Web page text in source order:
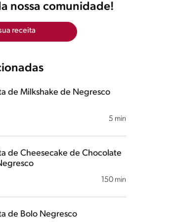
nossa comunidade!
receita
5 min
de Milkshake de Negresco
150 min
de Cheesecake de Chocolate
de Bolo Negresco